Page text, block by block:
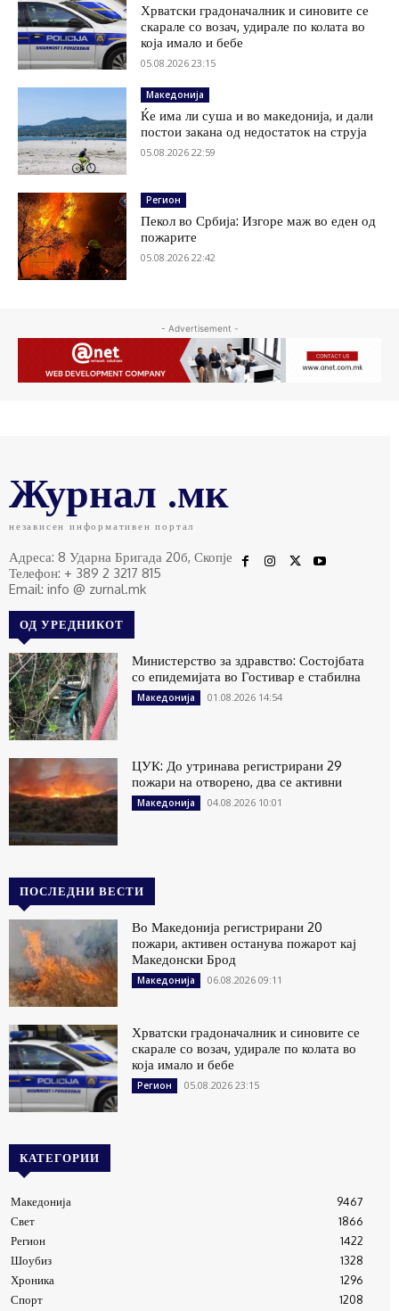
Хрватски градоначалник и синовите се
скарале со возач, удирале по колата во
која имало и бебе
05.08.2026 23:15
Македонија
Ќе има ли суша и во македонија, и дали
постои закана од недостаток на струја
05.08.2026 22:59
Регион
Пекол во Србија: Изгоре маж во еден од
пожарите
05.08.2026 22:42
- Advertisement -
Журнал .мк
независен информативен портал
Адреса: 8 Ударна Бригада 20б, Скопје
Телефон: + 389 2 3217 815
Email: info @ zurnal.mk
ОД УРЕДНИКОТ
Министерство за здравство: Состојбата
со епидемијата во Гостивар е стабилна
Македонија 01.08.2026 14:54
ЦУК: До утринава регистрирани 29
пожари на отворено, два се активни
Македонија 04.08.2026 10:01
ПОСЛЕДНИ ВЕСТИ
Во Македонија регистрирани 20
пожари, активен останува пожарот кај
Македонски Брод
Македонија 06.08.2026 09:11
Хрватски градоначалник и синовите се
скарале со возач, удирале по колата во
која имало и бебе
Регион 05.08.2026 23:15
КАТЕГОРИИ
Македонија
9467
Свет
1866
Регион
1422
Шоубиз
1328
Хроника
1296
Спорт
1208